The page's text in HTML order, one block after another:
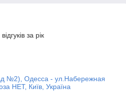
за рік
№2), Одесса - ул.Набережная
НЕТ, Київ, Україна